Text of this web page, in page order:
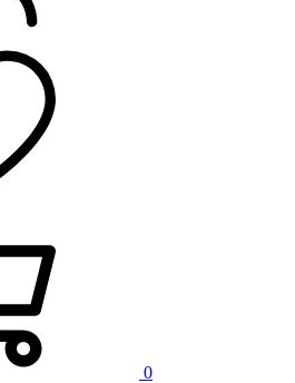
0